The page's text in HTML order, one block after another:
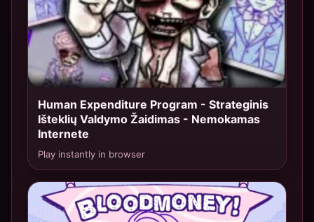
TOP 5
Human Expenditure Program - Strateginis
Išteklių Valdymo Žaidimas - Nemokamas
Internete
Play instantly in browser